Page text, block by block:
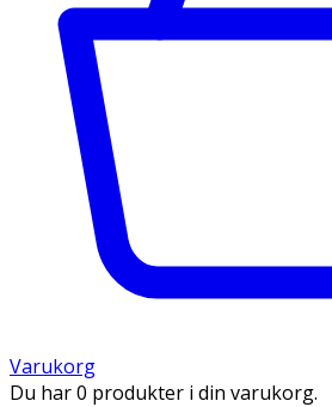
Varukorg
Du har 0 produkter i din varukorg.